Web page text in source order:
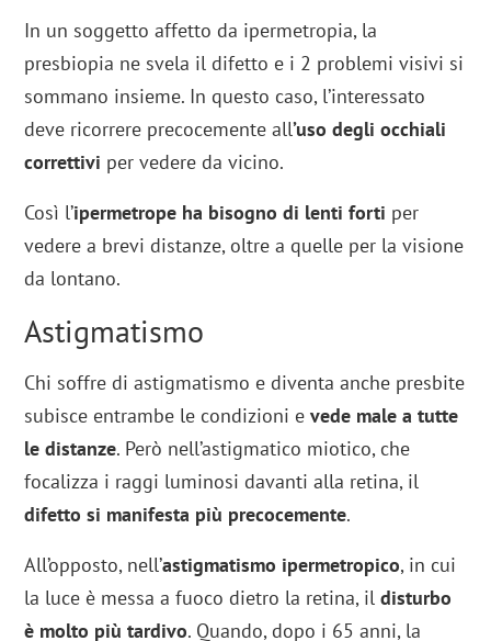
In un soggetto affetto da ipermetropia, la
presbiopia ne svela il difetto e i 2 problemi visivi si
sommano insieme. In questo caso, l’interessato
deve ricorrere precocemente all’uso degli occhiali
correttivi per vedere da vicino.
Così l’ipermetrope ha bisogno di lenti forti per
vedere a brevi distanze, oltre a quelle per la visione
da lontano.
Astigmatismo
Chi soffre di astigmatismo e diventa anche presbite
subisce entrambe le condizioni evede male a tutte
le distanze. Però nell’astigmatico miotico, che
focalizza i raggi luminosi davanti alla retina, il
difetto si manifesta più precocemente.
All’opposto, nell’astigmatismo ipermetropico, in cui
la luce è messa a fuoco dietro la retina, il disturbo
è molto più tardivo. Quando, dopo i 65 anni, la